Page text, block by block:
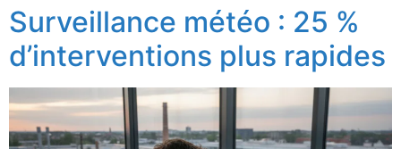
Surveillance météo : 25 %
d’interventions plus rapides